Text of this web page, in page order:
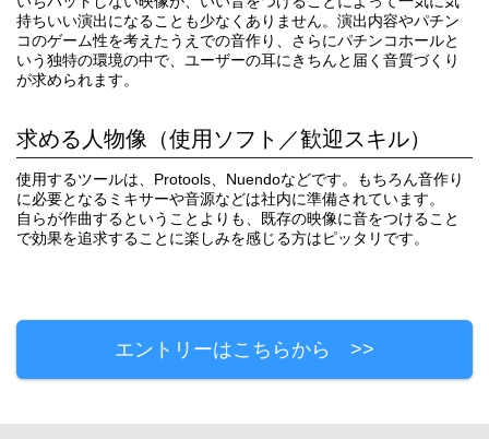
持ちいい演出になることも少なくありません。演出内容やパチン
コのゲーム性を考えたうえでの音作り、さらにパチンコホールと
いう独特の環境の中で、ユーザーの耳にきちんと届く音質づくり
が求められます。
求める人物像（使用ソフト／歓迎スキル）
使用するツールは、Protools、Nuendoなどです。もちろん音作り
に必要となるミキサーや音源などは社内に準備されています。
自らが作曲するということよりも、既存の映像に音をつけること
で効果を追求することに楽しみを感じる方はピッタリです。
エントリーはこちらから >>